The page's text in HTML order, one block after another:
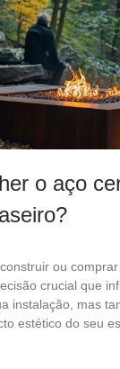
o aço
ou
crucial que
instalação, mas
estético do seu